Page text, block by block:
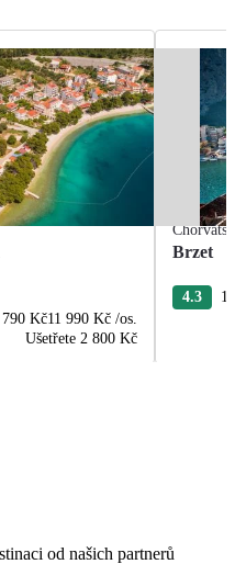
790 Kč11 990 Kč /os.
Ušetřete 2 800 Kč
Brzet
4.3
od našich partnerů